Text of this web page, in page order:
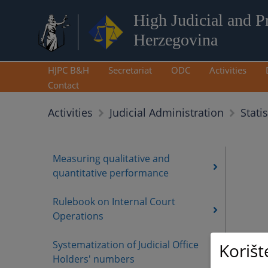
High Judicial and
Herzegovina
HJPC B&H Secretariat ODC Activities
Contact
Activities Judicial Administration
Measuring qualitative and
quantitative performance
Rulebook on Internal Court
Operations
Systematization of Judicial Office
Holders' numbers